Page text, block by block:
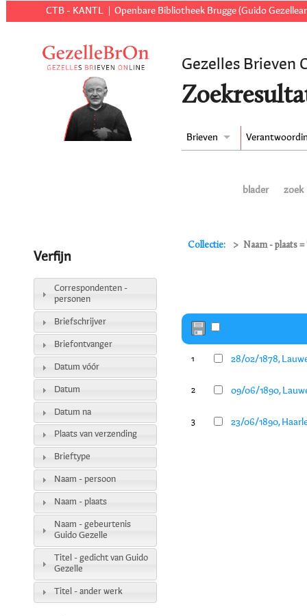
CTB - KANTL Openbare Bibliotheek Brugge (Guido
Gezelles Brieven
Brieven
blader zoek
Collectie: Naam - plaats
1 28/02/1878,
2 09/06/1890,
3 23/06/1890,
Verfijn
Correspondenten -
personen
Briefschrijver
Briefontvanger
Datum vóór
Datum
Datum na
Plaats van verzending
Brieftype
Naam - persoon
Naam - plaats
Naam - gebeurtenis
Guido Gezelle
Titel - gedicht van Guido
Gezelle
Titel - ander werk